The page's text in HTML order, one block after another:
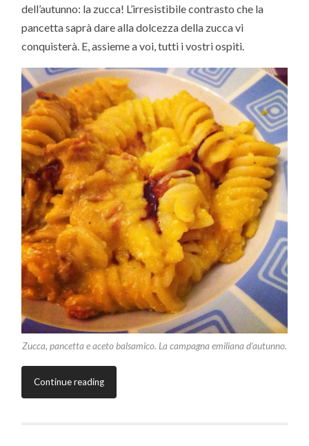
dell’autunno: la zucca! L’irresistibile contrasto che la
pancetta saprà dare alla dolcezza della zucca vi
conquisterà. E, assieme a voi, tutti i vostri ospiti.
Zucca, pancetta e aceto balsamico. La campagna emiliana d’autunno.
Continue reading